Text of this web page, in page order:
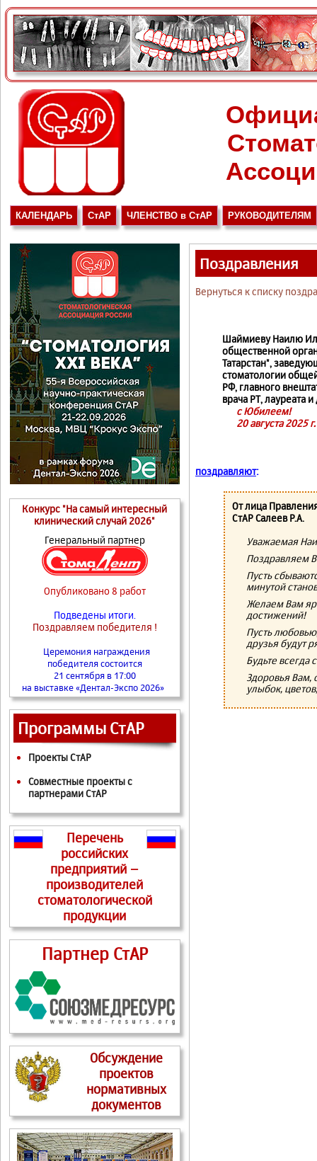
КАЛЕНДАРЬ СтАР ЧЛЕНСТВО в СтАР РУКОВОДИТЕЛЯМ
Конкурс "На самый интересный
клинический случай 2026"
Генеральный партнер
Опубликовано 8 работ
Подведены итоги.
Поздравляем победителя !
Церемония награждения
победителя состоится
21 сентября в 17:00
на выставке «Дентал-Экспо 2026»
Программы СтАР
Проекты СтАР
Совместные проекты с
партнерами СтАР
Перечень
российских
предприятий –
производителей
стоматологической
продукции
Партнер СтАР
Обсуждение
проектов
нормативных
документов
Поздравления
Вернуться к списку
Шаймиеву Наилю
общественной
Татарстан",
стоматологии
РФ, главного
врача РТ, лауреата
с Юбилеем!
20 августа 2025 г.
поздравляют:
От лица
СтАР Салеев Р.А.
Уважаемая
Поздравляем
Пусть
минутой
Желаем Вам
достижений!
Пусть
друзья будут
Будьте всегда
Здоровья Вам,
улыбок,